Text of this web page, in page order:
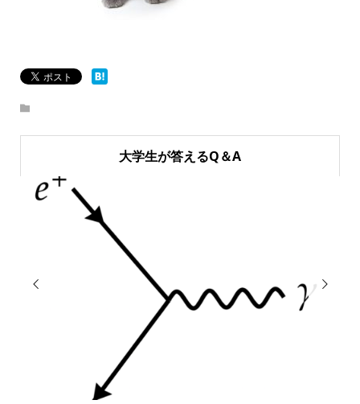
大学生が答えるQ＆A
 